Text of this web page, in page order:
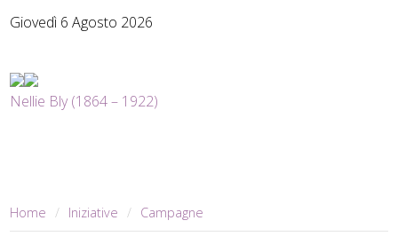
Giovedì 6 Agosto 2026
Nellie Bly (1864 – 1922)
Home Iniziative Campagne